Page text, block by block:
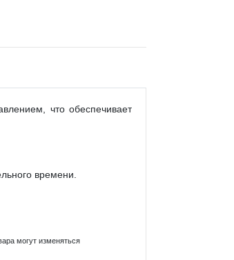
что обеспечивает
времени.
могут изменяться